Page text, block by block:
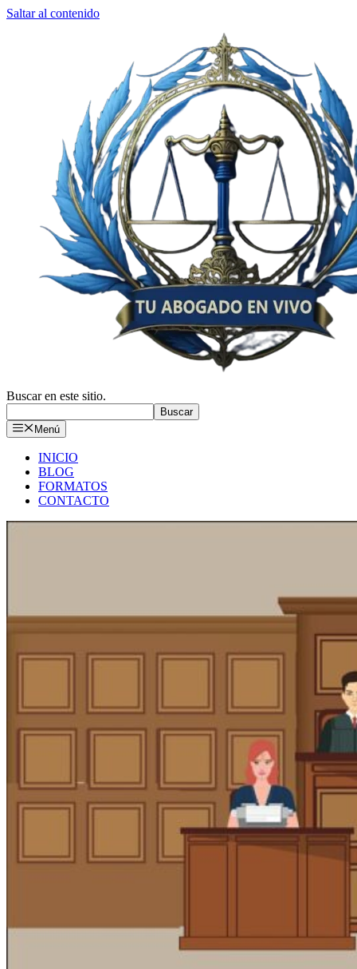
Saltar al contenido
Buscar en este sitio.
Buscar
Menú
INICIO
BLOG
FORMATOS
CONTACTO